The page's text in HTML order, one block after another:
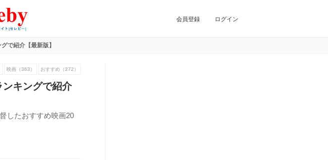
会員登録 ログイン
で紹介【最新版】
映画（363） おすすめ（272）
キングで紹介
したおすすめ映画20